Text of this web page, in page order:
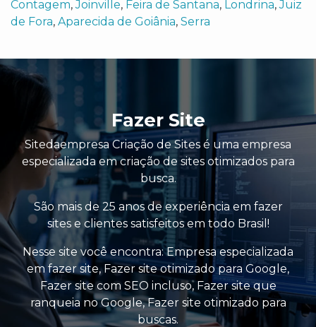
Contagem,Joinville, Feira de Santana, Londrina,Juiz
de Fora, Aparecida de Goiânia, Serra
Fazer Site
Sitedaempresa Criação de Sites é uma empresa
especializada em criação de sites otimizados para
busca.
São mais de 25 anos de experiência em fazer
sites e clientes satisfeitos em todo Brasil!
Nesse site você encontra:Empresa especializada
em fazer site,Fazer site otimizado para Google,
Fazer site com SEO incluso, Fazer site que
ranqueia no Google,Fazer site otimizado para
buscas.